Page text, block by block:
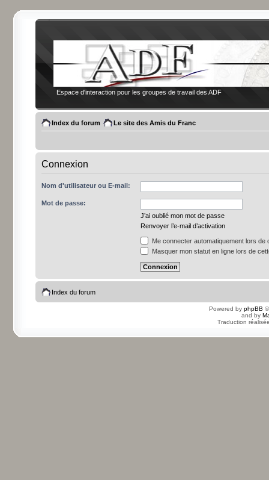
Espace d'interaction pour les groupes de travail des ADF
Index du forum Le site des Amis du Franc
Connexion
Nom d'utilisateur ou E-mail:
Mot de passe:
J’ai oublié mon mot de passe
Renvoyer l’e-mail d’activation
Me connecter automatiquement lors de
Masquer mon statut en ligne lors de
Index du forum
Powered by phpBB
and by
Traduction